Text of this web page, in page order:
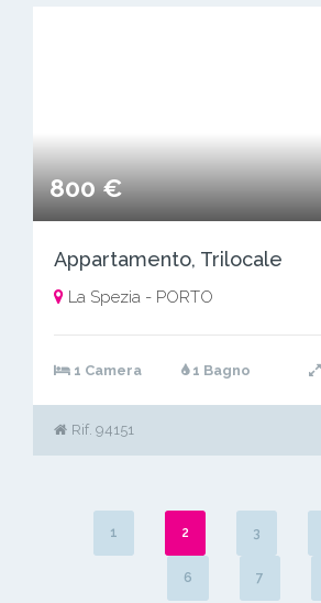
800 €
Appartamento, Trilocale
La Spezia - PORTO
1 Camera 1 Bagno
Rif. 94151
1 2 3
6 7